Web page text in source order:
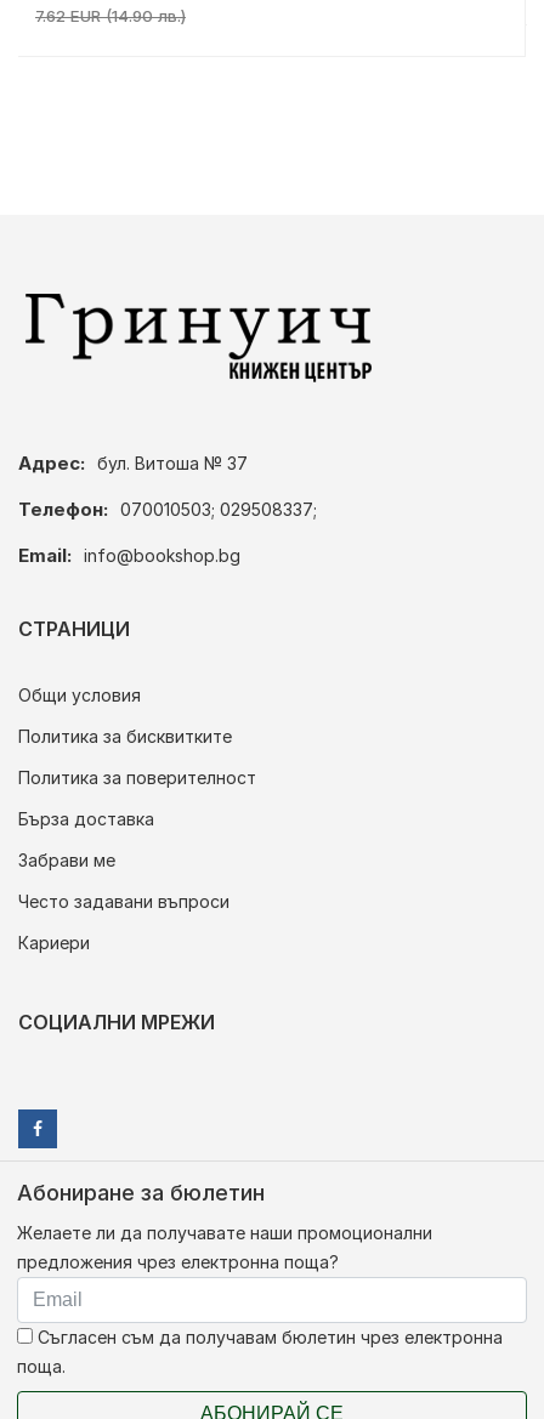
7.62 EUR (14.90 лв.)
Адрес: бул. Витоша № 37
Телефон: 070010503; 029508337;
Email: info@bookshop.bg
СТРАНИЦИ
Общи условия
Политика за бисквитките
Политика за поверителност
Бърза доставка
Забрави ме
Често задавани въпроси
Кариери
СОЦИАЛНИ МРЕЖИ
Абониране за бюлетин
Желаете ли да получавате наши промоционални
предложения чрез електронна поща?
Съгласен съм да получавам бюлетин чрез електронна
поща.
АБОНИРАЙ СЕ